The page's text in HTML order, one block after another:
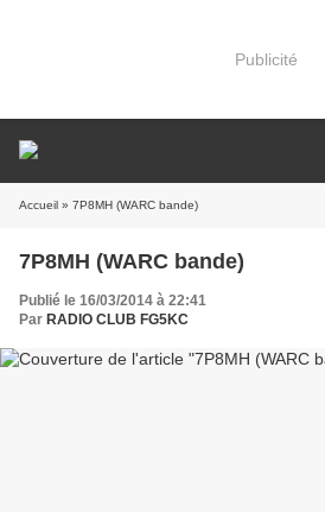
Publicité
Accueil » 7P8MH (WARC bande)
7P8MH (WARC bande)
Publié le 16/03/2014 à 22:41
Par RADIO CLUB FG5KC